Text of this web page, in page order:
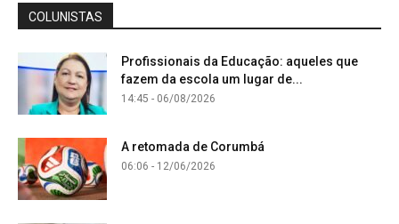
COLUNISTAS
Profissionais da Educação: aqueles que
fazem da escola um lugar de...
14:45 - 06/08/2026
A retomada de Corumbá
06:06 - 12/06/2026